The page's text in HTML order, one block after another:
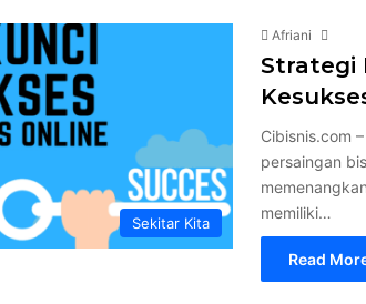
Sekitar Kita
Afriani
Strategi
Cibisnis.com
persaingan
memiliki…
Read